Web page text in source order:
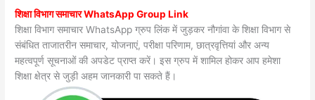
शिक्षा विभाग समाचार WhatsApp Group Link
शिक्षा विभाग समाचार WhatsApp ग्रुप लिंक में जुड़कर नौगांवा के शिक्षा विभाग से
संबंधित ताजातरीन समाचार, योजनाएं, परीक्षा परिणाम, छात्रवृत्तियां और अन्य
महत्वपूर्ण सूचनाओं की अपडेट प्राप्त करें। इस ग्रुप में शामिल होकर आप हमेशा
शिक्षा क्षेत्र से जुड़ी अहम जानकारी पा सकते हैं।